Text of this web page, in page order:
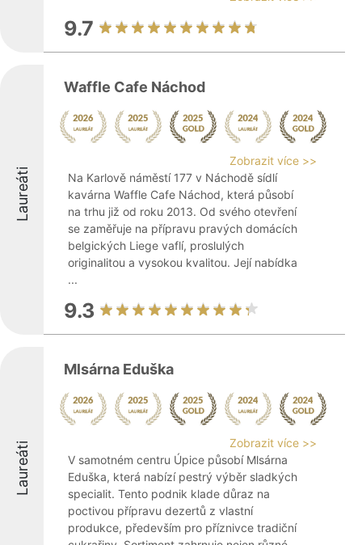
9.7
Laureáti
Waffle Cafe Náchod
Zobrazit více >>
Na Karlově náměstí 177 v Náchodě sídlí
kavárna Waffle Cafe Náchod, která působí
na trhu již od roku 2013. Od svého otevření
se zaměřuje na přípravu pravých domácích
belgických Liege vaflí, proslulých
originalitou a vysokou kvalitou. Její nabídka
...
9.3
Laureáti
Mlsárna Eduška
Zobrazit více >>
V samotném centru Úpice působí Mlsárna
Eduška, která nabízí pestrý výběr sladkých
specialit. Tento podnik klade důraz na
poctivou přípravu dezertů z vlastní
produkce, především pro příznivce tradiční